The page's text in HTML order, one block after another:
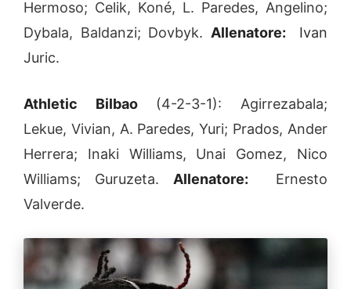
Hermoso; Celik, Koné, L. Paredes, Angelino;
Dybala, Baldanzi; Dovbyk. Allenatore: Ivan
Juric.
Athletic Bilbao
(4-2-3-1): Agirrezabala;
Lekue, Vivian, A. Paredes, Yuri; Prados, Ander
Herrera; Inaki Williams, Unai Gomez, Nico
Williams; Guruzeta. Allenatore: Ernesto
Valverde.